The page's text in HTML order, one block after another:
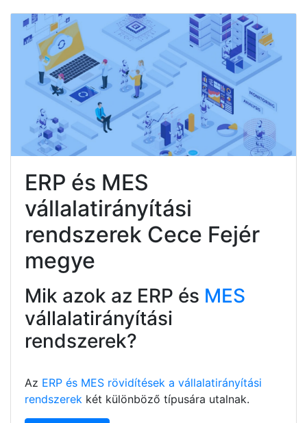
ERP és MES
vállalatirányítási
rendszerek Cece Fejér
megye
Mik azok az ERP és MES
vállalatirányítási
rendszerek?
Az ERP és MES rövidítések a vállalatirányítási
rendszerek két különböző típusára utalnak.